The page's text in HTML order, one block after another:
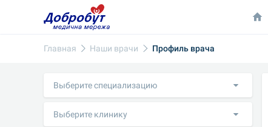
Главная Наши врачи Профиль врача
Выберите специализацию
Выберите клинику